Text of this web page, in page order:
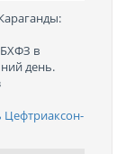
в
день.
Цефтриаксон-